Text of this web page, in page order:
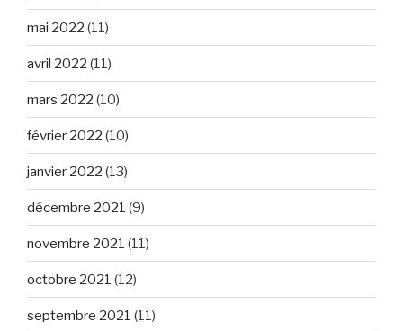
mai 2022 (11)
avril 2022 (11)
mars 2022 (10)
février 2022 (10)
janvier 2022 (13)
décembre 2021 (9)
novembre 2021 (11)
octobre 2021 (12)
septembre 2021 (11)